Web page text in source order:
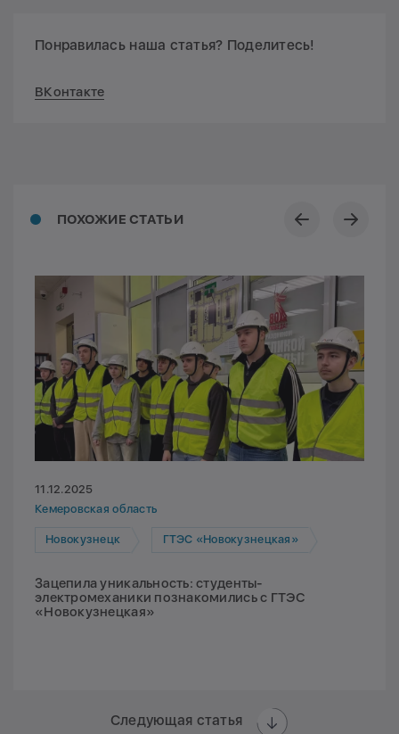
Понравилась наша статья? Поделитесь!
ВКонтакте
ПОХОЖИЕ СТАТЬИ
11.12.2025
Кемеровская область
Новокузнецк ГТЭС «Новокузнецкая»
Зацепила уникальность: студенты-
электромеханики познакомились с ГТЭС
«Новокузнецкая»
Следующая статья